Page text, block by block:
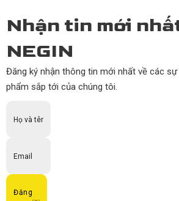
Nhận tin mới
NEGIN
Đăng ký nhận thông tin mới nhất về các
phẩm sắp tới của chúng tôi.
Đăng